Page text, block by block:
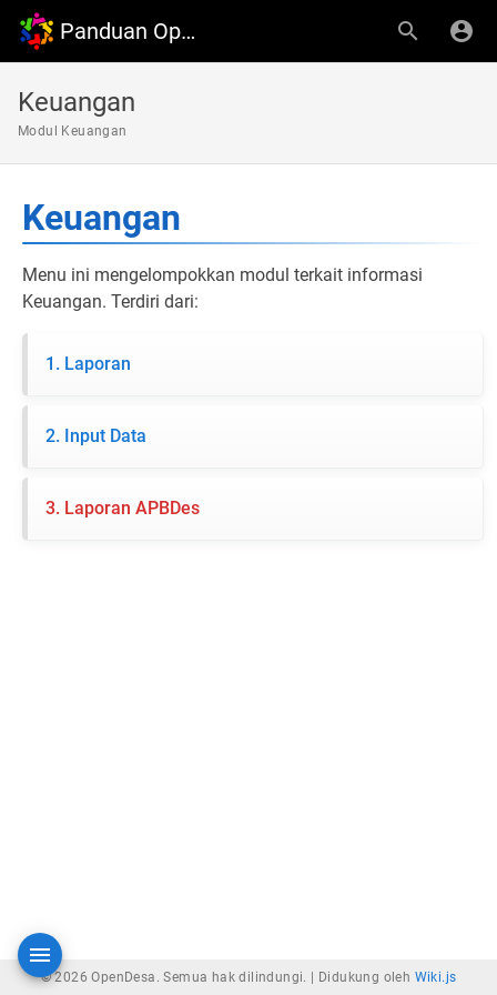
Panduan OpenDesa
Keuangan
Modul Keuangan
Keuangan
Menu ini mengelompokkan modul terkait informasi
Keuangan. Terdiri dari:
1. Laporan
2. Input Data
3. Laporan APBDes
© 2026 OpenDesa. Semua hak dilindungi. | Didukung oleh Wiki.js